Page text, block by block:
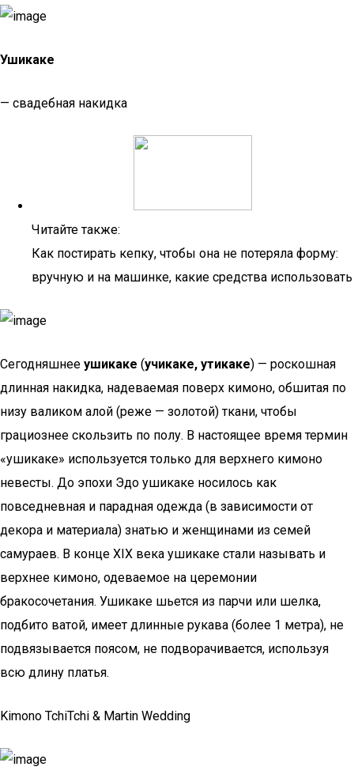
Ушикаке
— свадебная накидка
Читайте также:
Как постирать кепку, чтобы она не потеряла форму:
вручную и на машинке, какие средства использовать
Сегодняшнее ушикаке (учикаке, утикаке) — роскошная
длинная накидка, надеваемая поверх кимоно, обшитая по
низу валиком алой (реже — золотой) ткани, чтобы
грациознее скользить по полу. В настоящее время термин
«ушикаке» используется только для верхнего кимоно
невесты. До эпохи Эдо ушикаке носилось как
повседневная и парадная одежда (в зависимости от
декора и материала) знатью и женщинами из семей
самураев. В конце XIX века ушикаке стали называть и
верхнее кимоно, одеваемое на церемонии
бракосочетания. Ушикаке шьется из парчи или шелка,
подбито ватой, имеет длинные рукава (более 1 метра), не
подвязывается поясом, не подворачивается, используя
всю длину платья.
Kimono TchiTchi & Martin Wedding